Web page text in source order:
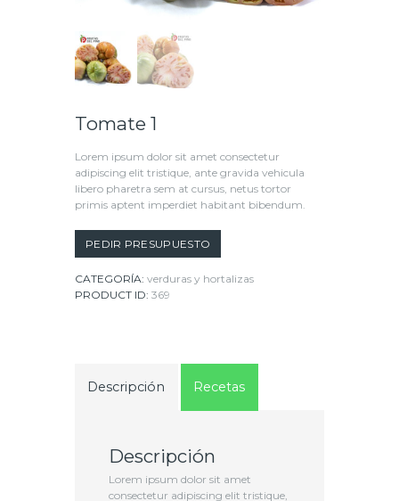
Tomate 1
Lorem ipsum dolor sit amet consectetur
adipiscing elit tristique, ante gravida vehicula
libero pharetra sem at cursus, netus tortor
primis aptent imperdiet habitant bibendum.
PEDIR PRESUPUESTO
CATEGORÍA: verduras y hortalizas
PRODUCT ID: 369
Descripción Recetas
Descripción
Lorem ipsum dolor sit amet
consectetur adipiscing elit tristique,